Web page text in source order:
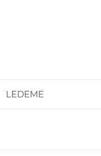
LEDEME